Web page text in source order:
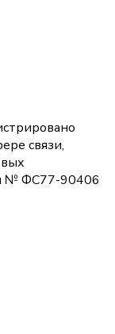
связи,
№ ФС77-90406